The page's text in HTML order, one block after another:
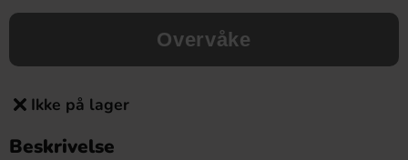
Overvåke
Ikke på lager
Beskrivelse